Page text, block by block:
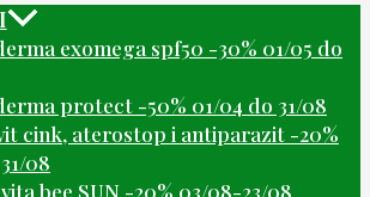
exomega spf50 -30% 01/05 do
protect -50% 01/04 do 31/08
cink, aterostop i antiparazit -20%
08
bee SUN -20% 03/08-23/08